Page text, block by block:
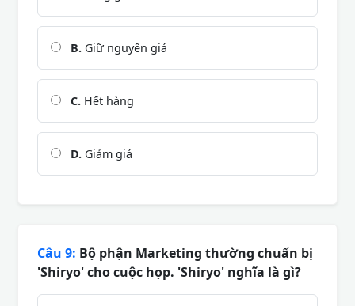
B. Giữ nguyên giá
C. Hết hàng
D. Giảm giá
Câu 9: Bộ phận Marketing thường chuẩn bị
'Shiryo' cho cuộc họp. 'Shiryo' nghĩa là gì?